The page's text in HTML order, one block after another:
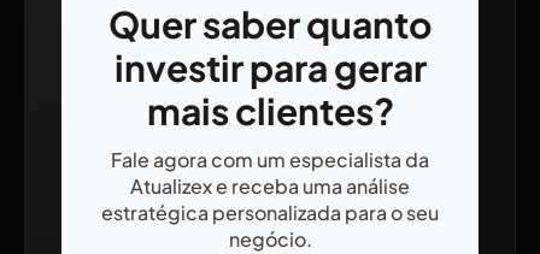
Quer saber quanto
investir para gerar
mais clientes?
Fale agora com um especialista da
Atualizex e receba uma análise
estratégica personalizada para o seu
negócio.